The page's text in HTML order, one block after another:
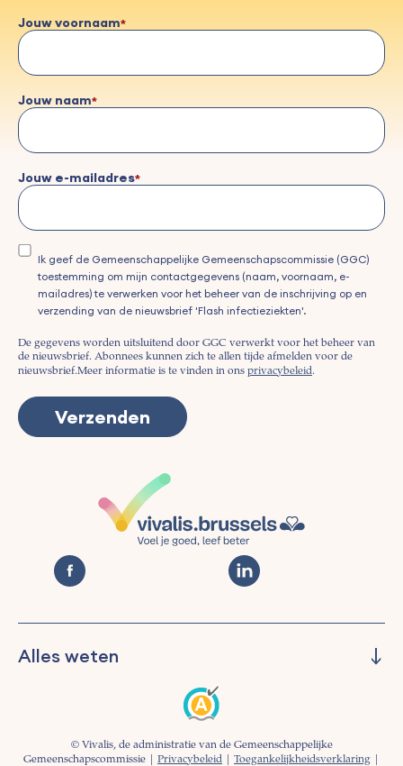
Jouw voornaam
Jouw naam
Jouw e-mailadres
Ik geef de Gemeenschappelijke Gemeenschapscommissie (GGC)
toestemming om mijn contactgegevens (naam, voornaam, e-
mailadres) te verwerken voor het beheer van de inschrijving op en
verzending van de nieuwsbrief 'Flash infectieziekten'.
De gegevens worden uitsluitend door GGC verwerkt voor het beheer van
de nieuwsbrief. Abonnees kunnen zich te allen tijde afmelden voor de
nieuwsbrief.Meer informatie is te vinden in ons privacybeleid.
Alles weten
Informeren© Vivalis, de administratie van de Gemeenschappelijke
Gemeenschapscommissie | Privacybeleid Toegankelijkheidsverklaring